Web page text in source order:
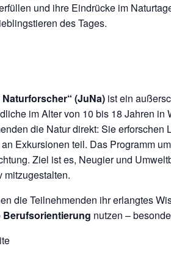
und ihre Eindrücke im
des Tages.
(JuNa) ist ein
im Alter von 10 bis 18 Jahren
die Natur direkt: Sie
Exkursionen teil. Das Programm
Ziel ist es, Neugier und
mitzugestalten.
die Teilnehmenden ihr erlangtes
Berufsorientierung nutzen –